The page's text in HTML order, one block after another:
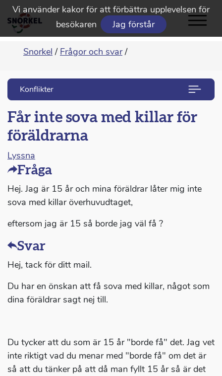
Vi använder kakor för att förbättra upplevelsen för
besökaren
Jag förstår
Snorkel / Frågor och svar /
Konflikter
Får inte sova med killar för
föräldrarna
Lyssna
Fråga
Hej. Jag är 15 år och mina föräldrar låter mig inte
sova med killar överhuvudtaget,
eftersom jag är 15 så borde jag väl få ?
Svar
Hej, tack för ditt mail.
Du har en önskan att få sova med killar, något som
dina föräldrar sagt nej till.
Du tycker att du som är 15 år "borde få" det. Jag vet
inte riktigt vad du menar med "borde få" om det är
så att du tänker på att då man fyllt 15 år så är det